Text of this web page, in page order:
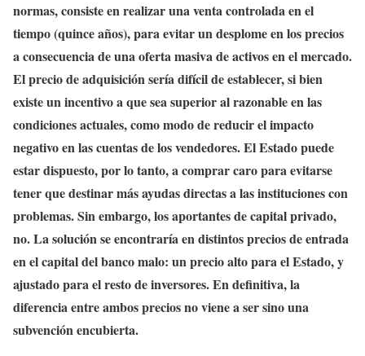
normas, consiste en realizar una venta controlada en el
tiempo (quince años), para evitar un desplome en los precios
a consecuencia de una oferta masiva de activos en el mercado.
El precio de adquisición sería difícil de establecer, si bien
existe un incentivo a que sea superior al razonable en las
condiciones actuales, como modo de reducir el impacto
negativo en las cuentas de los vendedores. El Estado puede
estar dispuesto, por lo tanto, a comprar caro para evitarse
tener que destinar más ayudas directas a las instituciones con
problemas. Sin embargo, los aportantes de capital privado,
no. La solución se encontraría en distintos precios de entrada
en el capital del banco malo: un precio alto para el Estado, y
ajustado para el resto de inversores. En definitiva, la
diferencia entre ambos precios no viene a ser sino una
subvención encubierta.